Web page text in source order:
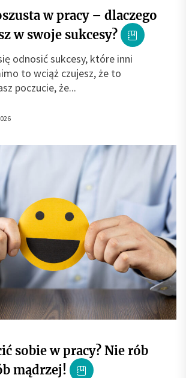
w pracy – dlaczego
w swoje sukcesy?
odnosić sukcesy, które inni
to wciąż czujesz, że to
poczucie, że...
sobie w pracy? Nie rób
mądrzej!